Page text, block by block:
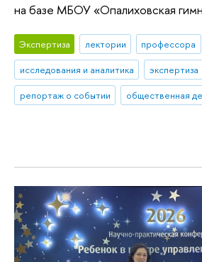
на базе МБОУ «Опалиховская
Экспертиза лектории
профессора
исследования и аналитика
экспертиза
репортаж о событии
общественная